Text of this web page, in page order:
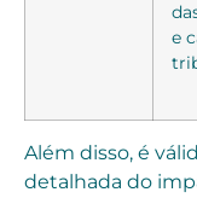
e
Além disso, é
detalhada do